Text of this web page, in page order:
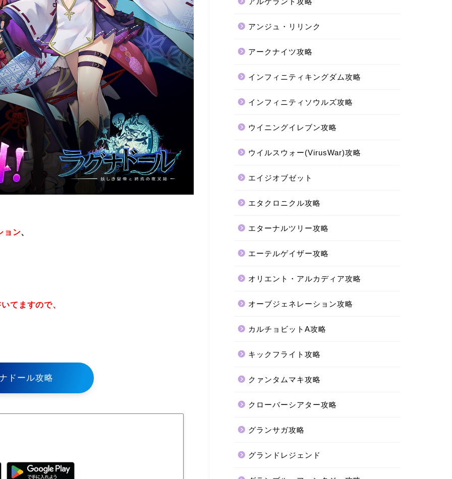
ョン、
てますので、
ドール攻略
アンジュ・リリンク
アークナイツ攻略
インフィニティキングダム攻略
インフィニティソウルズ攻略
ウイニングイレブン攻略
ウイルスウォー(VirusWar)攻略
エイジオブゼット
エタクロニクル攻略
エターナルツリー攻略
エーテルゲイザー攻略
オリエント・アルカディア攻略
オーブジェネレーション攻略
カルチョビットA攻略
キックフライト攻略
クァンタムマキ攻略
クローバーシアター攻略
グランサガ攻略
グランドレジェンド